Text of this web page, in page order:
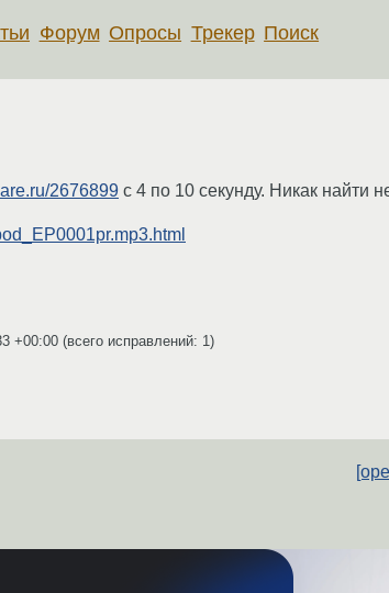
Форум Опросы Трекер Поиск
2676899 с 4 по 10 секунду. Никак найти
+00:00 (всего исправлений: 1)